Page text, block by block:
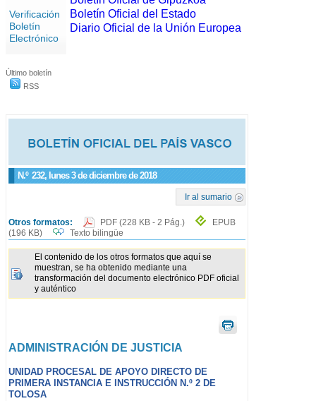
Verificación
Boletín
Electrónico
Último boletín
RSS
N.º 232, lunes 3 de diciembre de 2018
Ir al sumario
Otros formatos: PDF (228 KB - 2 Pág.)
EPUB
(196 KB)
Texto bilingüe
El contenido de los otros formatos que aquí se
muestran, se ha obtenido mediante una
transformación del documento electrónico PDF oficial
y auténtico
ADMINISTRACIÓN DE JUSTICIA
UNIDAD PROCESAL DE APOYO DIRECTO DE
PRIMERA INSTANCIA E INSTRUCCIÓN N.º 2 DE
TOLOSA
Boletín Oficial del Estado
Diario Oficial de la Unión Europea